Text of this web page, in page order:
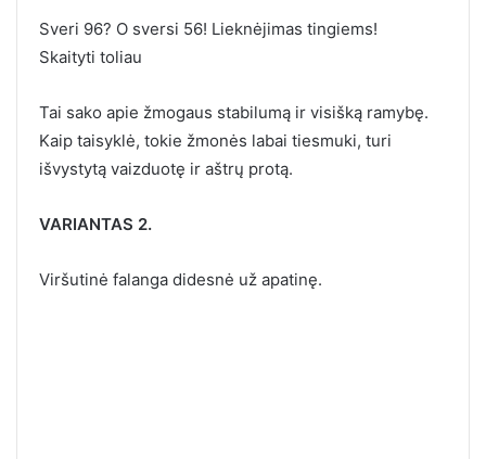
Sveri 96? O sversi 56! Lieknėjimas tingiems!
Skaityti toliau
Tai sako apie žmogaus stabilumą ir visišką ramybę.
Kaip taisyklė, tokie žmonės labai tiesmuki, turi
išvystytą vaizduotę ir aštrų protą.
VARIANTAS 2.
Viršutinė falanga didesnė už apatinę.